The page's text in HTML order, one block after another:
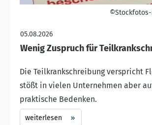
05.08.2026
Wenig Zuspruch für
Die Teilkrankschreibung verspricht
stößt in vielen Unternehmen aber
praktische Bedenken.
weiterlesen